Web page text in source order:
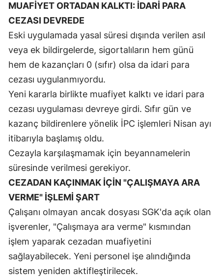
Ordu
Sakarya
Samsun
Sinop
Sivas
Tekirdağ
Trabzon
Tunceli
Şanlıurfa
MUAFİYET ORTADAN KALKTI: İDARİ PARA
CEZASI DEVREDE
Eski uygulamada yasal süresi dışında verilen asıl
veya ek bildirgelerde, sigortalıların hem günü
hem de kazançları 0 (sıfır) olsa da idari para
cezası uygulanmıyordu.
Yeni kararla birlikte muafiyet kalktı ve idari para
cezası uygulaması devreye girdi. Sıfır gün ve
kazanç bildirenlere yönelik İPC işlemleri Nisan ayı
itibarıyla başlamış oldu.
Cezayla karşılaşmamak için beyannamelerin
süresinde verilmesi gerekiyor.
CEZADAN KAÇINMAK İÇİN "ÇALIŞMAYA ARA
VERME" İŞLEMİ ŞART
Çalışanı olmayan ancak dosyası SGK'da açık olan
işverenler, "Çalışmaya ara verme" kısmından
işlem yaparak cezadan muafiyetini
sağlayabilecek. Yeni personel işe alındığında
sistem yeniden aktifleştirilecek.